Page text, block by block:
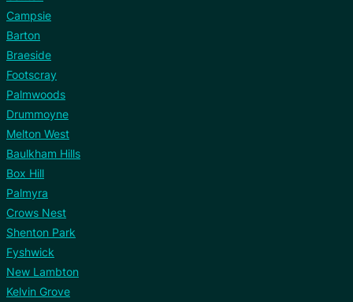
Campsie
Barton
Braeside
Footscray
Palmwoods
Drummoyne
Melton West
Baulkham Hills
Box Hill
Palmyra
Crows Nest
Shenton Park
Fyshwick
New Lambton
Kelvin Grove